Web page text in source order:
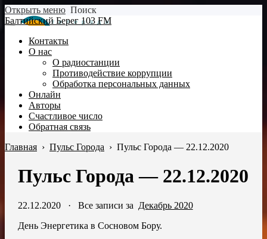
Открыть меню Поиск
Балтийский Берег 103 FM
Контакты
О нас
О радиостанции
Противодействие коррупции
Обработка персональных данных
Онлайн
Авторы
Счастливое число
Обратная связь
Главная › Пульс Города › Пульс Города — 22.12.2020
Пульс Города — 22.12.2020
22.12.2020· Все записи за Декабрь 2020
День Энергетика в Сосновом Бору.